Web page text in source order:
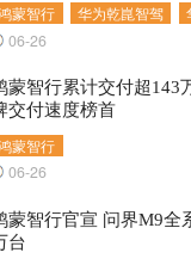
蒙智行 华为乾崑智驾
06-26
蒙智行
蒙智行累计交付超143
交付速度榜首
06-26
蒙智行官宣 问界M9全
台